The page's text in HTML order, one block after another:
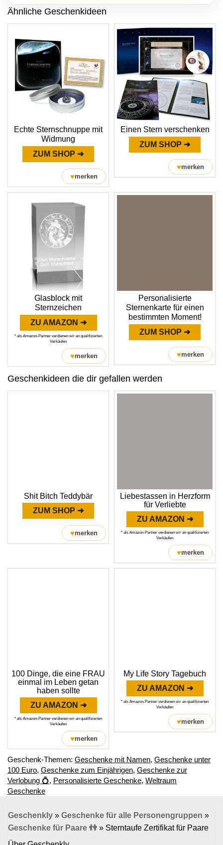
Ähnliche Geschenkideen
Echte Sternschnuppe mit
Widmung
ZUM SHOP ➜
♥merken
Einen Stern verschenken
ZUM SHOP ➜
♥merken
Glasblock mit
Sternzeichen
ZU AMAZON ➜
* als Amazon-Partner verdienen wir an qualifizierten
Verkäufen
♥merken
Personalisierte
Sternenkarte für einen
bestimmten Moment!
ZUM SHOP ➜
♥merken
Geschenkideen die dir gefallen werden
Shit Bitch Teddybär
ZUM SHOP ➜
♥merken
Liebestassen in Herzform
für Verliebte
ZU AMAZON ➜
* als Amazon-Partner verdienen wir an qualifizierten
Verkäufen
♥merken
100 Dinge, die eine FRAU
einmal im Leben getan
haben sollte
ZU AMAZON ➜
* als Amazon-Partner verdienen wir an qualifizierten
Verkäufen
♥merken
My Life Story Tagebuch
ZU AMAZON ➜
* als Amazon-Partner verdienen wir an qualifizierten
Verkäufen
♥merken
Geschenk-Themen: Geschenke mit Namen, Geschenke unter
100 Euro, Geschenke zum Einjährigen, Geschenke zur
Verlobung 💍, Personalisierte Geschenke, Weltraum
Geschenke
Geschenkly » Geschenke für alle Personengruppen »
Geschenke für Paare 👫 » Sterntaufe Zertifikat für Paare